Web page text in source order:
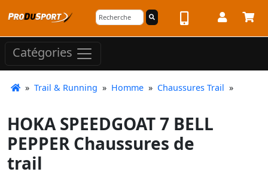
Catégories
» Trail & Running » Homme » Chaussures Trail »
HOKA SPEEDGOAT 7 BELL
PEPPER Chaussures de
trail